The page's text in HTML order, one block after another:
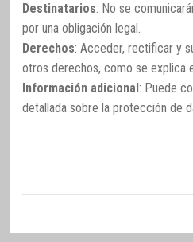
Destinatarios: No se
por una obligación legal.
Derechos: Acceder, rectificar y
otros derechos, como se explica
Información adicional : Puede
detallada sobre la protección de